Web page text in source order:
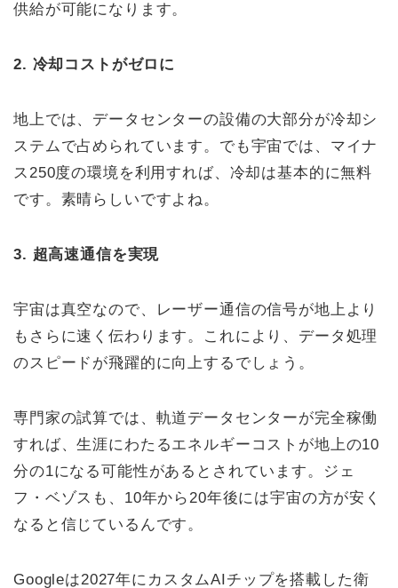
供給が可能になります。
2. 冷却コストがゼロに
地上では、データセンターの設備の大部分が冷却シ
ステムで占められています。でも宇宙では、マイナ
ス250度の環境を利用すれば、冷却は基本的に無料
です。素晴らしいですよね。
3. 超高速通信を実現
宇宙は真空なので、レーザー通信の信号が地上より
もさらに速く伝わります。これにより、データ処理
のスピードが飛躍的に向上するでしょう。
専門家の試算では、軌道データセンターが完全稼働
すれば、生涯にわたるエネルギーコストが地上の10
分の1になる可能性があるとされています。ジェ
フ・ベゾスも、10年から20年後には宇宙の方が安く
なると信じているんです。
Googleは2027年にカスタムAIチップを搭載した衛